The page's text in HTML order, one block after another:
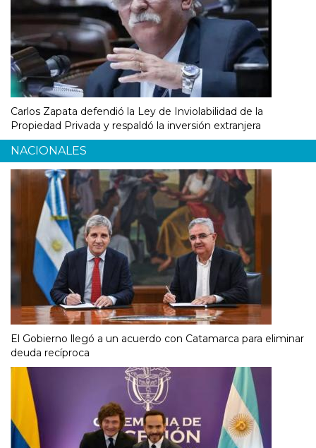
Carlos Zapata defendió la Ley de Inviolabilidad de la
Propiedad Privada y respaldó la inversión extranjera
NACIONALES
El Gobierno llegó a un acuerdo con Catamarca para eliminar
deuda recíproca